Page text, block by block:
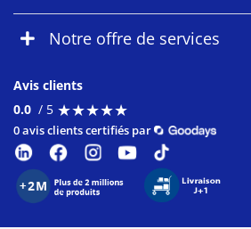
Notre offre de services
Avis clients
0.0 / 5 ★★★★★
★★★★★
0 avis clients certifiés par